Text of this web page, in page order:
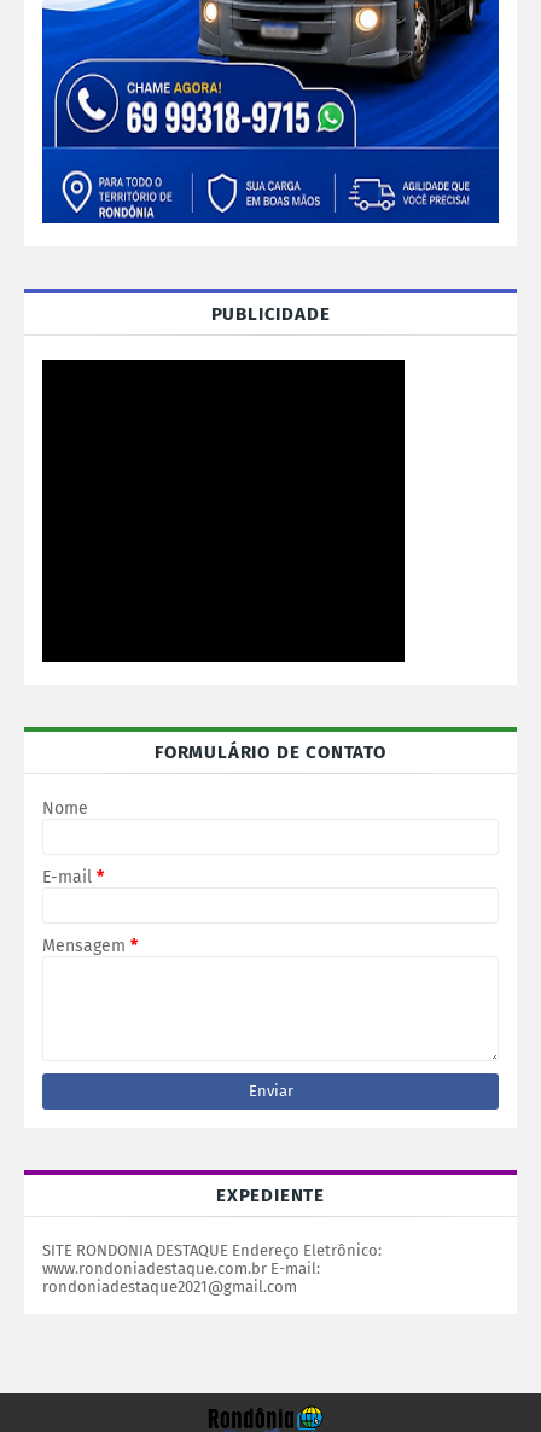
PUBLICIDADE
FORMULÁRIO DE CONTATO
Nome
E-mail *
Mensagem *
EXPEDIENTE
SITE RONDONIA DESTAQUE Endereço Eletrônico:
www.rondoniadestaque.com.br E-mail:
rondoniadestaque2021@gmail.com